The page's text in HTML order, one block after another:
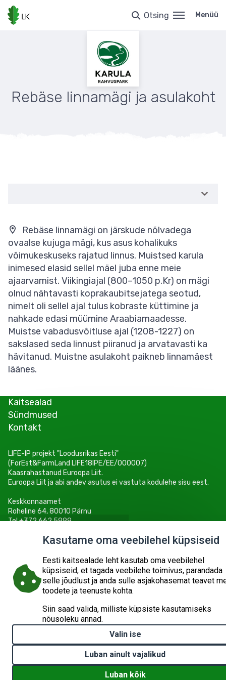
Liigu
edasi
põhisisu
Otsing Menüü
Rebäse linnamägi ja asulakoht
Rebäse linnamägi on järskude nõlvadega
ovaalse kujuga mägi, kus asus kohalikuks
võimukeskuseks rajatud linnus. Muistsed karula
inimesed elasid sellel mäel juba enne meie
ajaarvamist. Viikingiajal (800–1050 p.Kr) on mägi
olnud nähtavasti koprakaubitsejatega seotud,
nimelt oli sellel ajal tulus kobraste küttimine ja
nahkade edasi müümine Araabiamaadesse.
Muistse vabadusvõitluse ajal (1208-1227) on
sakslased seda linnust piiranud ja arvatavasti ka
hävitanud. Muistne asulakoht paikneb linnamäest
läänes.
Kaitsealad
Sündmused
Kontakt
© 2026 KESKKONNAAMET SISUKAART ESITA PÄRING
LIFE-IP projekt "Loodusrikas Eesti"
(ForEst&FarmLand LIFE18IPE/EE/000007)
Kaasrahastanud Euroopa Liit.
Euroopa Liit ja abi andev asutus ei vastuta kodulehe sisu eest.
Keskkonnaamet
Roheline 64, 80010 Pärnu
Tel +372 662 5999
Kasutame oma veebilehel küpsiseid
Eesti kaitsealade leht kasutab oma veebilehel
küpsiseid, et tagada veebilehe toimivus, parandada
selle jõudlust ja anda sulle asjakohasemat teavet
toodete ja teenuste kohta.
Siin saad valida, milliste küpsiste kasutamiseks
nõusoleku annad.
Valin ise
Luban ainult vajalikud
Luban kõik